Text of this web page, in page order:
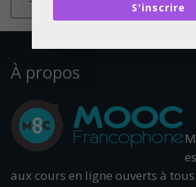
À propos
aux cours en ligne ouverts à tous.
S'inscrire